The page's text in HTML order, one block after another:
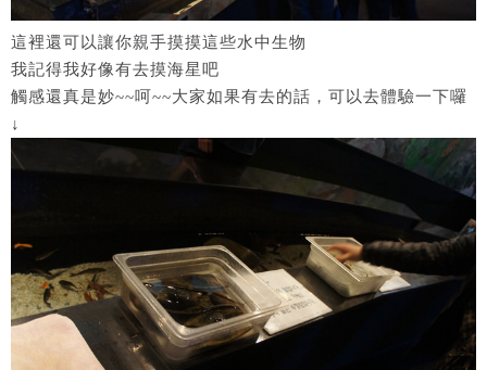
這裡還可以讓你親手摸摸這些水中生物
我記得我好像有去摸海星吧
觸感還真是妙~~呵~~大家如果有去的話，可以去體驗一下囉
↓